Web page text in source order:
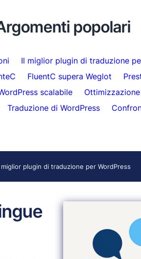
popolari
Il miglior plugin di traduzione
FluentC supera Weglot
scalabile Ottimizzazione
Traduzione di WordPress
miglior plugin di traduzione per WordPress